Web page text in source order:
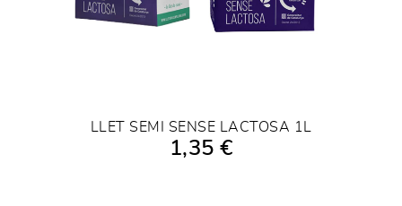
AÑADIR A LA COMPRA
LLET SEMI SENSE LACTOSA 1L
1,35 €